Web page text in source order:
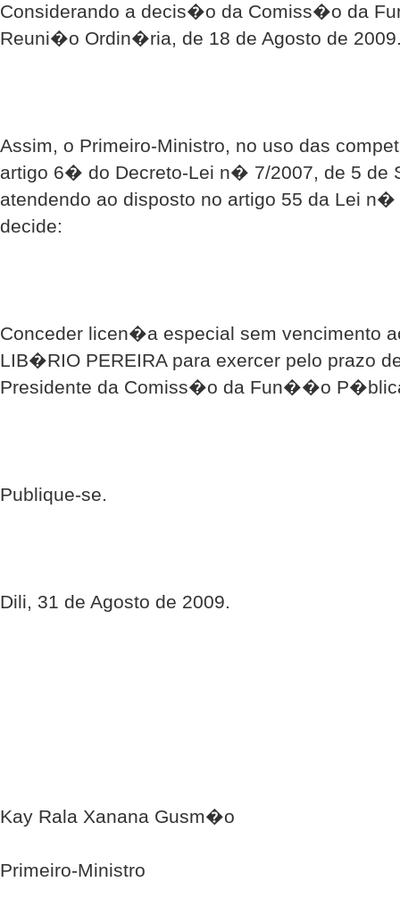
Considerando a decis�o da Comiss�o da
Reuni�o Ordin�ria, de 18 de Agosto de
Assim, o Primeiro-Ministro, no uso das
artigo 6� do Decreto-Lei n� 7/2007, de 5 de
atendendo ao disposto no artigo 55 da Lei
decide:
Conceder licen�a especial sem vencimento
LIB�RIO PEREIRA para exercer pelo prazo
Presidente da Comiss�o da Fun��o
Publique-se.
Dili, 31 de Agosto de 2009.
Kay Rala Xanana Gusm�o
Primeiro-Ministro